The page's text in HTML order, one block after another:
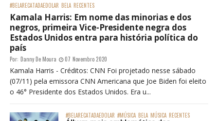
#BELARECATADAEDOLAR BELA RECENTES
Kamala Harris: Em nome das minorias e dos
negros, primeira Vice-Presidente negra dos
Estados Unidos entra para história política do
país
Por: Danny De Moura 07 Novembro 2020
Kamala Harris - Créditos: CNN Foi projetado nesse sábado
(07/11) pela emissora CNN Americana que Joe Biden foi eleito
o 46° Presidente dos Estados Unidos. Era u...
#BELARECATADAEDOLAR #MÚSICA BELA MÚSICA RECENTES